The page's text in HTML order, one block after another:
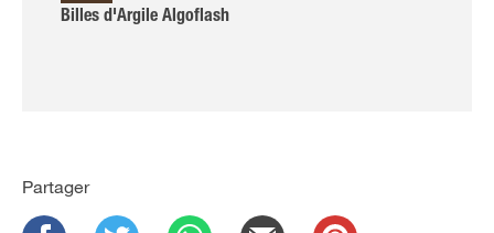
Billes d'Argile Algoflash
Partager